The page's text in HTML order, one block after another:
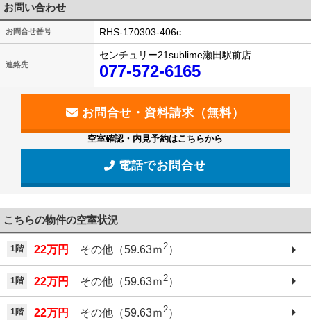
お問い合わせ
お問合せ番号 RHS-170303-406c
連絡先
センチュリー21sublime瀬田駅前店
077-572-6165
空室確認・内見予約はこちらから
電話でお問合せ
こちらの物件の空室状況
1階 22万円 その他（59.63ｍ2）
1階 22万円 その他（59.63ｍ 2）
1階 22万円 その他（59.63ｍ 2）